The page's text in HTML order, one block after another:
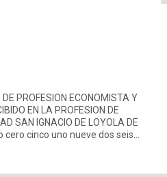
PROFESION ECONOMISTA Y
DE LOYOLA DE